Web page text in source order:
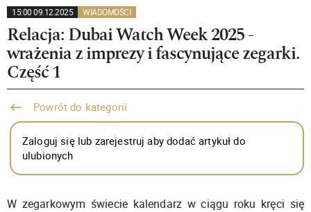
15:00 09.12.2025 WIADOMOŚCI
Relacja: Dubai Watch Week 2025 -
wrażenia z imprezy i fascynujące zegarki.
Część 1
Powrót do kategorii
Zaloguj się lub zarejestruj aby dodać artykuł do
ulubionych
W zegarkowym świecie kalendarz w ciągu roku kręci się